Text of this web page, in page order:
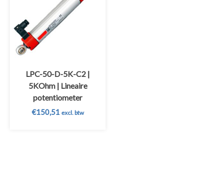
LPC-50-D-5K-C2 |
5KOhm | Lineaire
potentiometer
€150,51 excl. btw